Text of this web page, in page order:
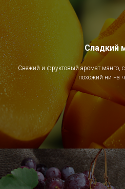
Сладкий
Свежий и фруктовый аромат манго,
похожий ни на